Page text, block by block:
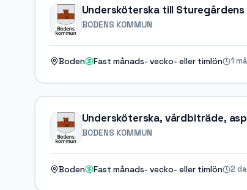
Undersköterska till
BODENS KOMMUN
Boden Fast månads- vecko- eller timlön 1
Undersköterska, vårdbiträde,
BODENS KOMMUN
Boden Fast månads- vecko- eller timlön 2